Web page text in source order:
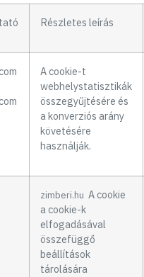
Részletes leírás
A cookie-t
webhelystatisztikák
összegyűjtésére és
a konverziós arány
követésére
használják.
zimberi.hu A cookie
a cookie-k
elfogadásával
összefüggő
beállítások
tárolására